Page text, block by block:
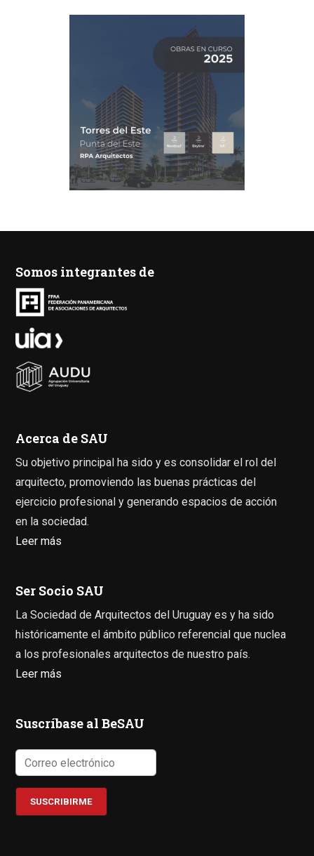
Somos integrantes de
Acerca de SAU
Su objetivo principal ha sido y es consolidar el rol del
arquitecto, promoviendo las buenas prácticas del
ejercicio profesional y generando espacios de acción
en la sociedad.
Leer más
Ser Socio SAU
La Sociedad de Arquitectos del Uruguay es y ha sido
históricamente el ámbito público referencial que nuclea
a los profesionales arquitectos de nuestro país.
Leer más
Suscríbase al BeSAU